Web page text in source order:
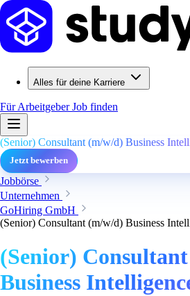
Alles für deine Karriere
Für ArbeitgeberJob finden
(Senior) Consultant (m/w/d) Business
Jetzt bewerben
Jobbörse
Unternehmen
GoHiring GmbH
(Senior) Consultant (m/w/d) Business
(Senior)
Business